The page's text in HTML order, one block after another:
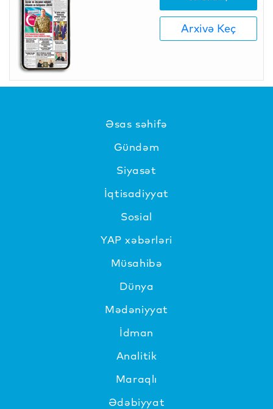
Arxivə Keç
Əsas səhifə
Gündəm
Siyasət
İqtisadiyyat
Sosial
YAP xəbərləri
Müsahibə
Dünya
Mədəniyyat
İdman
Analitik
Maraqlı
Ədəbiyyat